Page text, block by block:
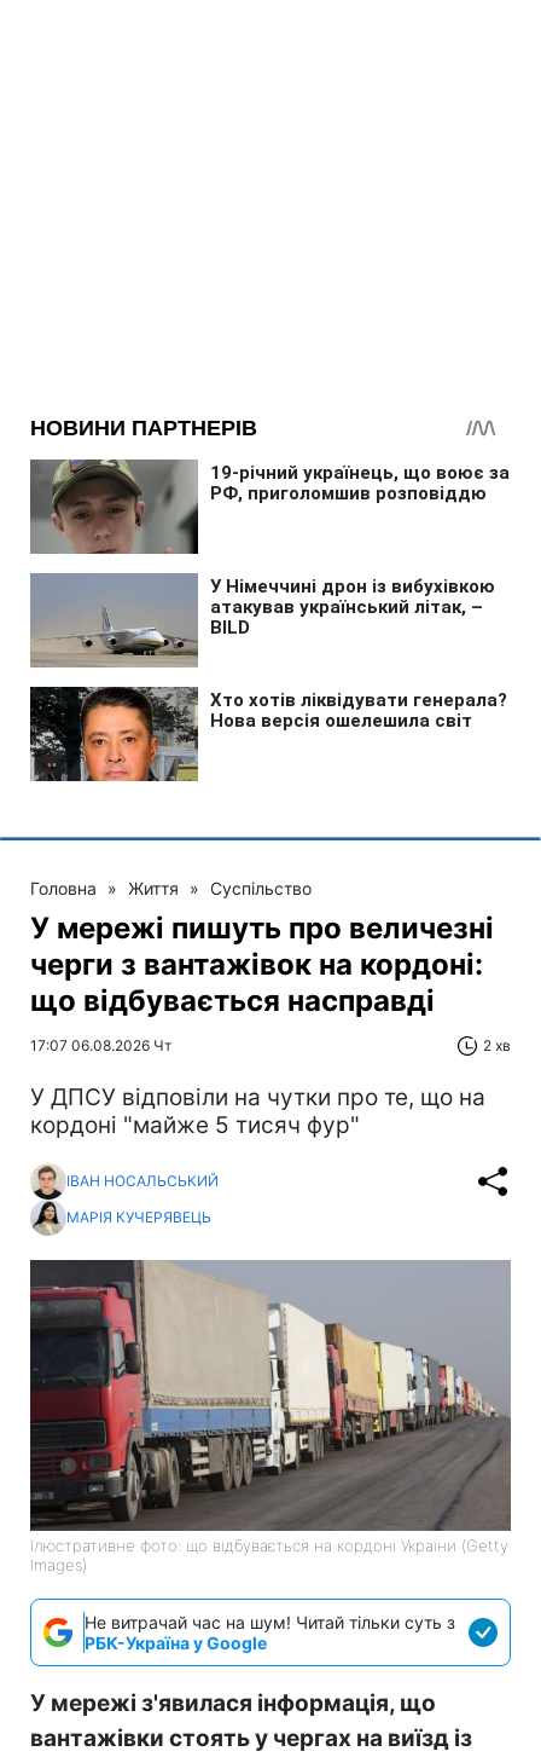
Головна » Життя » Суспільство
У мережі пишуть про величезні
черги з вантажівок на кордоні:
що відбувається насправді
17:07 06.08.2026 Чт 2 хв
У ДПСУ відповіли на чутки про те, що на
кордоні "майже 5 тисяч фур"
ІВАН НОСАЛЬСЬКИЙ
МАРІЯ КУЧЕРЯВЕЦЬ
Ілюстративне фото: що відбувається на кордоні України (Getty
Images)
Не витрачай час на шум! Читай тільки суть з
РБК-Україна у Google
У мережі з'явилася інформація, що
вантажівки стоять у чергах на виїзд із